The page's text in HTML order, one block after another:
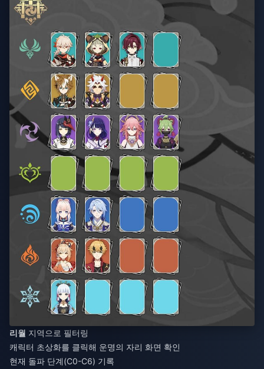
리월 지역으로 필터링
캐릭터 초상화를 클릭해 운명의 자리 화면 확인
현재 돌파 단계(C0-C6) 기록